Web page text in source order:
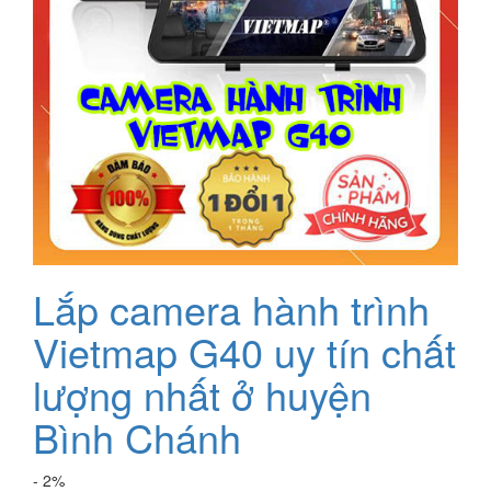
Lắp camera hành trình
Vietmap G40 uy tín chất
lượng nhất ở huyện
Bình Chánh
- 2%